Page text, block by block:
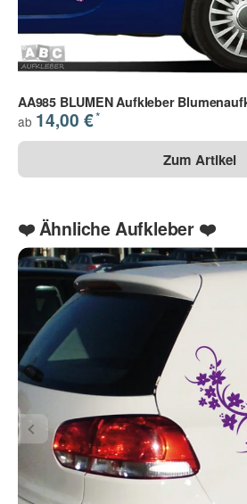
Frage zum Artikel
Die Datenschutzbestimmungen
genommen.(Lesen)
(* = Pflichtfelder)
Bitte beachten Sie unsere
Frage
AA985 BLUMEN Aufkleber
ab 14,00 €*
Zum Artikel
❤️ Ähnliche Aufkleber ❤️